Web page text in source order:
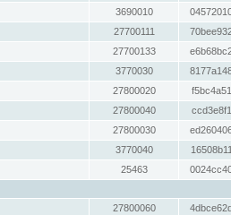
3690010
27700111
27700133
3770030
27800020
27800040
27800030
3770040
25463
27800060